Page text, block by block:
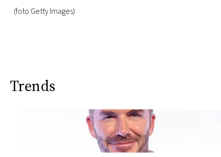
(foto Getty Images)
Trends